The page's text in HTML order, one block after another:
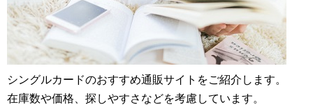
シングルカードのおすすめ通販サイトをご紹介します。
在庫数や価格、探しやすさなどを考慮しています。